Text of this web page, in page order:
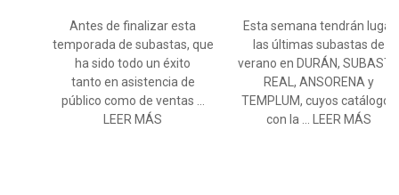
Antes de finalizar esta
temporada de subastas, que
ha sido todo un éxito
tanto en asistencia de
público como de ventas ...
LEER MÁS
Esta semana tendrán lugar
las últimas subastas de
verano en DURÁN,
REAL, ANSORENA y
TEMPLUM, cuyos catálogos
con la ... LEER MÁS